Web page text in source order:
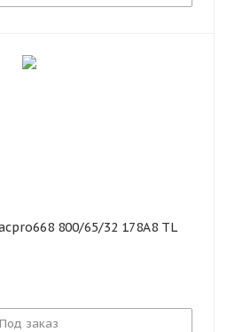
800/65/32 178A8 TL
Под заказ